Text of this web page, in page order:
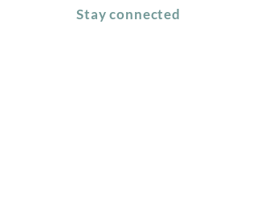
Stay connected